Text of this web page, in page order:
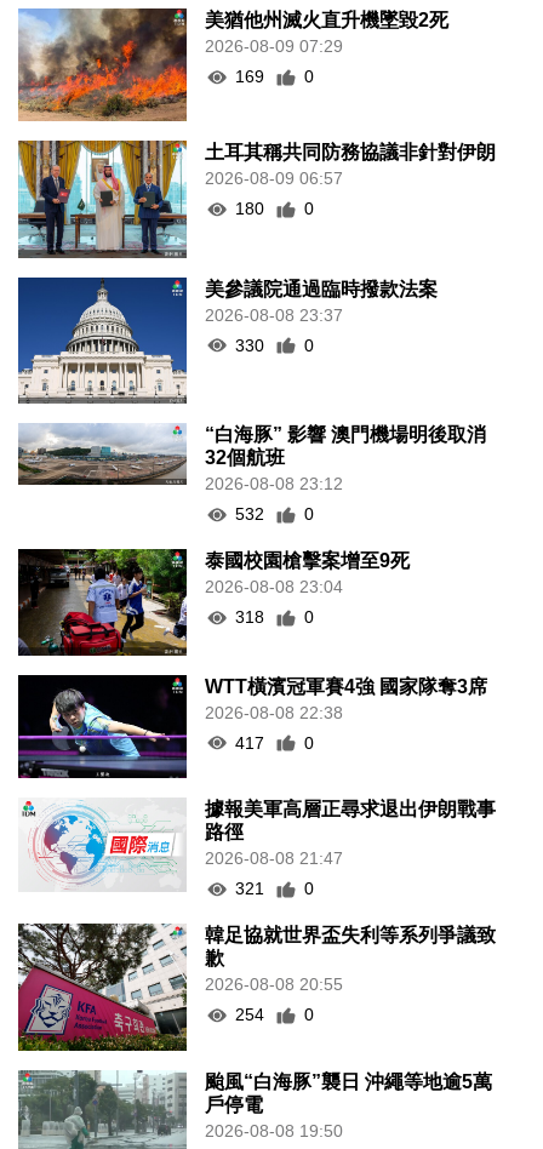
美猶他州滅火直升機墜毀2死
2026-08-09 07:29
169
0
土耳其稱共同防務協議非針對伊朗
2026-08-09 06:57
180
0
美參議院通過臨時撥款法案
2026-08-08 23:37
330
0
“白海豚” 影響 澳門機場明後取消
32個航班
2026-08-08 23:12
532
0
泰國校園槍擊案增至9死
2026-08-08 23:04
318
0
WTT橫濱冠軍賽4強 國家隊奪3席
2026-08-08 22:38
417
0
據報美軍高層正尋求退出伊朗戰事
路徑
2026-08-08 21:47
321
0
韓足協就世界盃失利等系列爭議致
歉
2026-08-08 20:55
254
0
颱風“白海豚”襲日 沖繩等地逾5萬
戶停電
2026-08-08 19:50